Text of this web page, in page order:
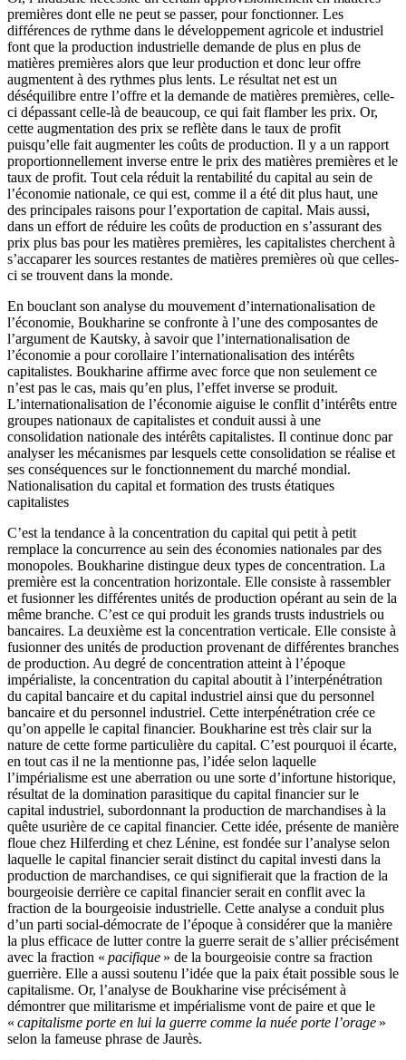
premières dont elle ne peut se passer, pour fonctionner. Les
différences de rythme dans le développement agricole et industriel
font que la production industrielle demande de plus en plus de
matières premières alors que leur production et donc leur offre
augmentent à des rythmes plus lents. Le résultat net est un
déséquilibre entre l’offre et la demande de matières premières, celle-
ci dépassant celle-là de beaucoup, ce qui fait flamber les prix. Or,
cette augmentation des prix se reflète dans le taux de profit
puisqu’elle fait augmenter les coûts de production. Il y a un rapport
proportionnellement inverse entre le prix des matières premières et le
taux de profit. Tout cela réduit la rentabilité du capital au sein de
l’économie nationale, ce qui est, comme il a été dit plus haut, une
des principales raisons pour l’exportation de capital. Mais aussi,
dans un effort de réduire les coûts de production en s’assurant des
prix plus bas pour les matières premières, les capitalistes cherchent à
s’accaparer les sources restantes de matières premières où que celles-
ci se trouvent dans la monde.
En bouclant son analyse du mouvement d’internationalisation de
l’économie, Boukharine se confronte à l’une des composantes de
l’argument de Kautsky, à savoir que l’internationalisation de
l’économie a pour corollaire l’internationalisation des intérêts
capitalistes. Boukharine affirme avec force que non seulement ce
n’est pas le cas, mais qu’en plus, l’effet inverse se produit.
L’internationalisation de l’économie aiguise le conflit d’intérêts entre
groupes nationaux de capitalistes et conduit aussi à une
consolidation nationale des intérêts capitalistes. Il continue donc par
analyser les mécanismes par lesquels cette consolidation se réalise et
ses conséquences sur le fonctionnement du marché mondial.
Nationalisation du capital et formation des trusts étatiques
capitalistes
C’est la tendance à la concentration du capital qui petit à petit
remplace la concurrence au sein des économies nationales par des
monopoles. Boukharine distingue deux types de concentration. La
première est la concentration horizontale. Elle consiste à rassembler
et fusionner les différentes unités de production opérant au sein de la
même branche. C’est ce qui produit les grands trusts industriels ou
bancaires. La deuxième est la concentration verticale. Elle consiste à
fusionner des unités de production provenant de différentes branches
de production. Au degré de concentration atteint à l’époque
impérialiste, la concentration du capital aboutit à l’interpénétration
du capital bancaire et du capital industriel ainsi que du personnel
bancaire et du personnel industriel. Cette interpénétration crée ce
qu’on appelle le capital financier. Boukharine est très clair sur la
nature de cette forme particulière du capital. C’est pourquoi il écarte,
en tout cas il ne la mentionne pas, l’idée selon laquelle
l’impérialisme est une aberration ou une sorte d’infortune historique,
résultat de la domination parasitique du capital financier sur le
capital industriel, subordonnant la production de marchandises à la
quête usurière de ce capital financier. Cette idée, présente de manière
floue chez Hilferding et chez Lénine, est fondée sur l’analyse selon
laquelle le capital financier serait distinct du capital investi dans la
production de marchandises, ce qui signifierait que la fraction de la
bourgeoisie derrière ce capital financier serait en conflit avec la
fraction de la bourgeoisie industrielle. Cette analyse a conduit plus
d’un parti social-démocrate de l’époque à considérer que la manière
la plus efficace de lutter contre la guerre serait de s’allier précisément
avec la fraction « pacifique » de la bourgeoisie contre sa fraction
guerrière. Elle a aussi soutenu l’idée que la paix était possible sous le
capitalisme. Or, l’analyse de Boukharine vise précisément à
démontrer que militarisme et impérialisme vont de paire et que le
« capitalisme porte en lui la guerre comme la nuée porte l’orage »
selon la fameuse phrase de Jaurès.